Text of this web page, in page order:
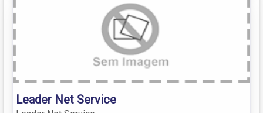
Leader Net Service